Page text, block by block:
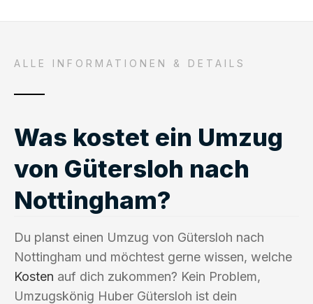
ALLE INFORMATIONEN & DETAILS
Was kostet ein Umzug
von Gütersloh nach
Nottingham?
Du planst einen Umzug von Gütersloh nach
Nottingham und möchtest gerne wissen, welche
Kosten auf dich zukommen? Kein Problem,
Umzugskönig Huber Gütersloh ist dein